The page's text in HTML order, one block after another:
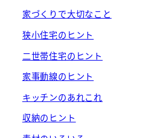
家づくりで大切なこと
狭小住宅のヒント
二世帯住宅のヒント
家事動線のヒント
キッチンのあれこれ
収納のヒント